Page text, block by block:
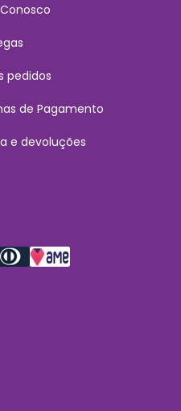
pedidos
de Pagamento
e devoluções